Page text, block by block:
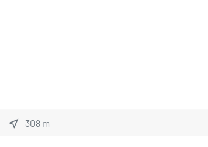
near_me 308 m